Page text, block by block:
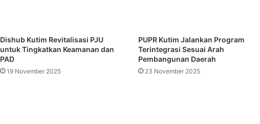
Dishub Kutim Revitalisasi PJU
untuk Tingkatkan Keamanan dan
PAD
19 November 2025
PUPR Kutim Jalankan Program
Terintegrasi Sesuai Arah
Pembangunan Daerah
23 November 2025